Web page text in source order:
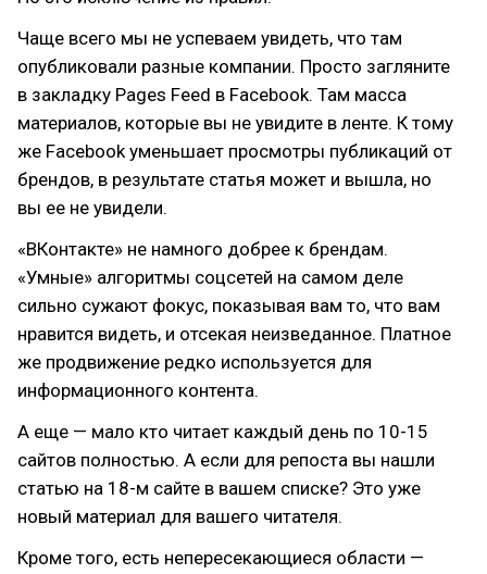
Чаще всего мы не успеваем увидеть, что там
опубликовали разные компании. Просто загляните
в закладку Pages Feed в Facebook. Там масса
материалов, которые вы не увидите в ленте. К тому
же Facebook уменьшает просмотры публикаций от
брендов, в результате статья может и вышла, но
вы ее не увидели.
«ВКонтакте» не намного добрее к брендам.
«Умные» алгоритмы соцсетей на самом деле
сильно сужают фокус, показывая вам то, что вам
нравится видеть, и отсекая неизведанное. Платное
же продвижение редко используется для
информационного контента.
А еще — мало кто читает каждый день по 10-15
сайтов полностью. А если для репоста вы нашли
статью на 18-м сайте в вашем списке? Это уже
новый материал для вашего читателя.
Кроме того, есть непересекающиеся области —